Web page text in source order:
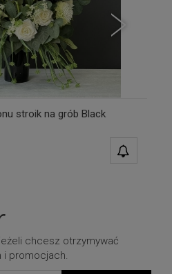
stroik na grób Black
chcesz otrzymywać
promocjach.